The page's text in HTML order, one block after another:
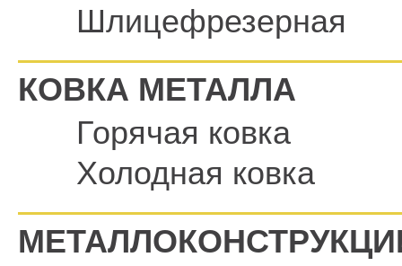
Шлицефрезерная
КОВКА МЕТАЛЛА
Горячая ковка
Холодная ковка